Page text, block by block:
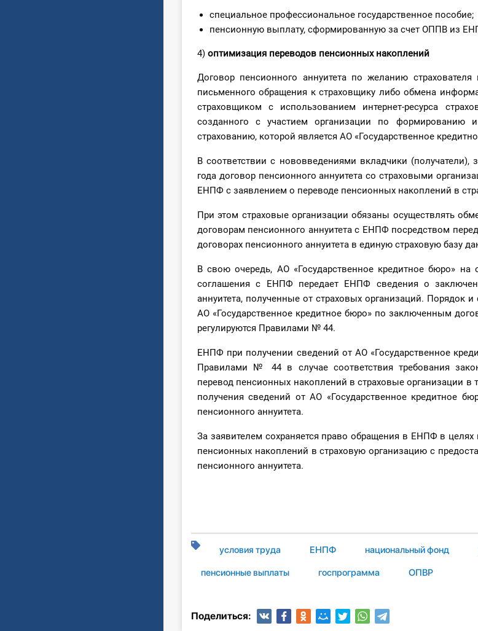
специальное профессиональное государственное пособие;
пенсионную выплату, сформированную за счет ОППВ из
4) оптимизация переводов пенсионных накоплений
Договор пенсионного аннуитета по желанию
письменного обращения к страховщику либо обмена
страховщиком с использованием интернет-ресурса
созданного с участием организации по
страхованию, которой является АО «Государственное
В соответствии с нововведениями вкладчики
года договор пенсионного аннуитета со страховыми
ЕНПФ с заявлением о переводе пенсионных накоплений в
При этом страховые организации обязаны осуществлять
договорам пенсионного аннуитета с ЕНПФ посредством
договорах пенсионного аннуитета в единую страховую базу
В свою очередь, АО «Государственное кредитное бюро» на
соглашения с ЕНПФ передает ЕНПФ сведения о
аннуитета, полученные от страховых организаций. Порядок
АО «Государственное кредитное бюро» по заключенным
регулируются Правилами № 44.
ЕНПФ при получении сведений от АО «Государственное
Правилами № 44 в случае соответствия требования
перевод пенсионных накоплений в страховые организации в
получения сведений от АО «Государственное кредитное
пенсионного аннуитета.
За заявителем сохраняется право обращения в ЕНПФ в целях
пенсионных накоплений в страховую организацию с
пенсионного аннуитета.
условия труда ЕНПФ национальный фонд
пенсионные выплаты госпрограмма ОПВР
Поделиться: